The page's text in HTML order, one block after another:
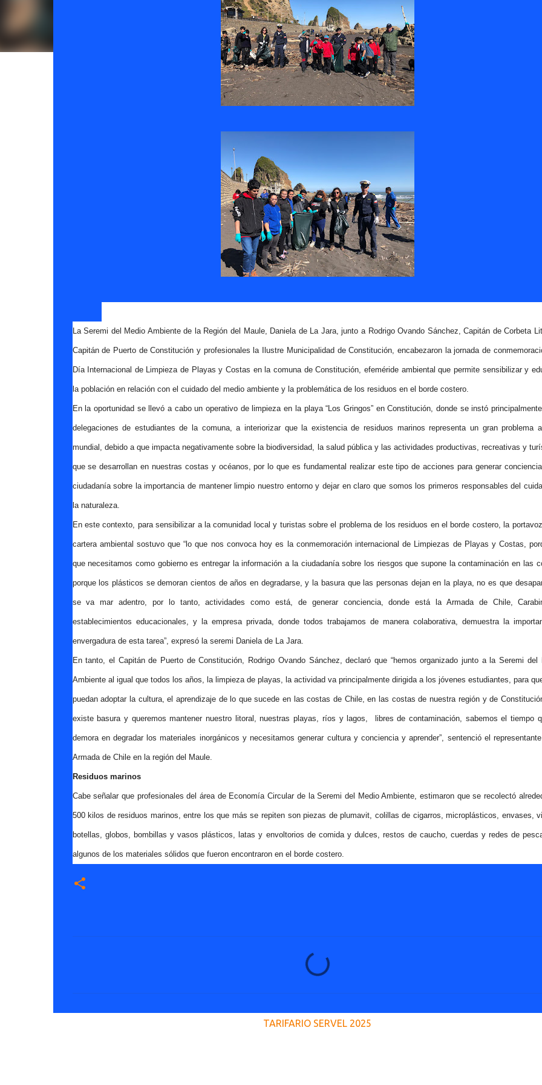
La Seremi del Medio Ambiente de la Región del Maule, Daniela de La Jara, junto a Rodrigo Ovando Sánchez, Capitán de Corbeta
Capitán de Puerto de Constitución y profesionales la Ilustre Municipalidad de Constitución, encabezaron la jornada de
Día Internacional de Limpieza de Playas y Costas en la comuna de Constitución, efeméride ambiental que permite sensibilizar y
la población en relación con el cuidado del medio ambiente y la problemática de los residuos en el borde costero.
En la oportunidad se llevó a cabo un operativo de limpieza en la playa “Los Gringos” en Constitución, donde se instó
delegaciones de estudiantes de la comuna, a interiorizar que la existencia de residuos marinos representa un gran problema
mundial, debido a que impacta negativamente sobre la biodiversidad, la salud pública y las actividades productivas, recreativas y
que se desarrollan en nuestras costas y océanos, por lo que es fundamental realizar este tipo de acciones para generar
ciudadanía sobre la importancia de mantener limpio nuestro entorno y dejar en claro que somos los primeros responsables del
la naturaleza.
En este contexto, para sensibilizar a la comunidad local y turistas sobre el problema de los residuos en el borde costero, la
cartera ambiental sostuvo que “lo que nos convoca hoy es la conmemoración internacional de Limpiezas de Playas y Costas,
que necesitamos como gobierno es entregar la información a la ciudadanía sobre los riesgos que supone la contaminación en las
porque los plásticos se demoran cientos de años en degradarse, y la basura que las personas dejan en la playa, no es que
se va mar adentro, por lo tanto, actividades como está, de generar conciencia, donde está la Armada de Chile,
establecimientos educacionales, y la empresa privada, donde todos trabajamos de manera colaborativa, demuestra la
envergadura de esta tarea”, expresó la seremi Daniela de La Jara.
En tanto, el Capitán de Puerto de Constitución, Rodrigo Ovando Sánchez, declaró que “hemos organizado junto a la Seremi del
Ambiente al igual que todos los años, la limpieza de playas, la actividad va principalmente dirigida a los jóvenes estudiantes, para
puedan adoptar la cultura, el aprendizaje de lo que sucede en las costas de Chile, en las costas de nuestra región y de
existe basura y queremos mantener nuestro litoral, nuestras playas, ríos y lagos, libres de contaminación, sabemos el tiempo
demora en degradar los materiales inorgánicos y necesitamos generar cultura y conciencia y aprender”, sentenció el
Armada de Chile en la región del Maule.
Residuos marinos
Cabe señalar que profesionales del área de Economía Circular de la Seremi del Medio Ambiente, estimaron que se recolectó
500 kilos de residuos marinos, entre los que más se repiten son piezas de plumavit, colillas de cigarros, microplásticos, envases,
botellas, globos, bombillas y vasos plásticos, latas y envoltorios de comida y dulces, restos de caucho, cuerdas y redes de
algunos de los materiales sólidos que fueron encontraron en el borde costero.
TARIFARIO SERVEL 2025